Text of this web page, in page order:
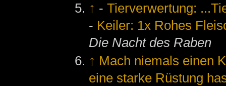
↑ -Tierverwertung:
- Keiler: 1x Rohes
Die Nacht des Raben
↑ Mach niemals einen
eine starke Rüstung